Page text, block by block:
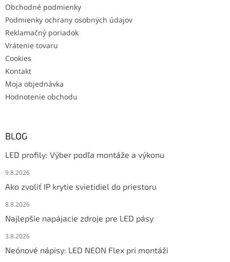
Obchodné podmienky
Podmienky ochrany osobných údajov
Reklamačný poriadok
Vrátenie tovaru
Cookies
Kontakt
Moja objednávka
Hodnotenie obchodu
BLOG
LED profily: Výber podľa montáže a výkonu
9.8.2026
Ako zvoliť IP krytie svietidiel do priestoru
8.8.2026
Najlepšie napájacie zdroje pre LED pásy
3.8.2026
Neónové nápisy: LED NEON Flex pri montáži